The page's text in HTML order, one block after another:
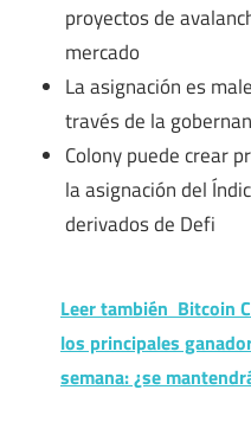
proyectos de
mercado
La asignación es
través de la
Colony puede crear
la asignación del
derivados de Defi
Leer también Bitcoin
los principales
semana: ¿se